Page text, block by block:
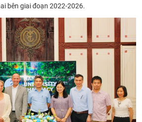
bên giai đoạn 2022-2026.